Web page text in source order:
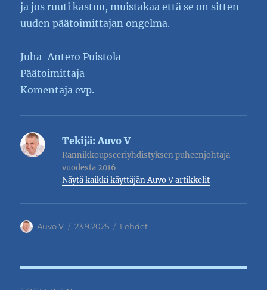
ja jos ruuti kastuu, muistakaa että se on sitten
uuden päätoimittajan ongelma.
Juha-Antero Puistola
Päätoimittaja
Komentaja evp.
Tekijä: Auvo V
Rannikkoupseeriyhdistyksen puheenjohtaja
vuodesta 2016
Näytä kaikki käyttäjän Auvo V artikkelit
Kirjoittaja
Auvo V Julkaistu
23.9.2025 Kategoriat
Lehdet